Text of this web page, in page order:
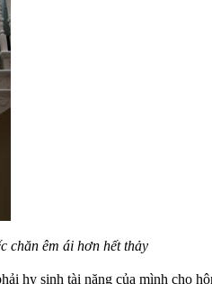
chăn êm ái hơn hết thảy
hy sinh tài năng của mình cho